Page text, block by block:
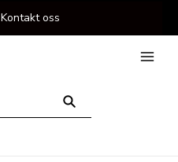
Kontakt oss